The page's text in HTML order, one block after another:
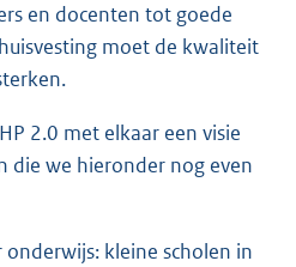
en docenten tot goede
moet de kwaliteit
2.0 met elkaar een visie
die we hieronder nog even
kleine scholen in